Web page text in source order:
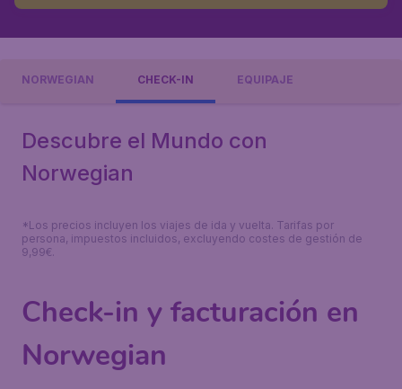
NORWEGIAN CHECK-IN EQUIPAJE
Descubre el Mundo con
Norwegian
*Los precios incluyen los viajes de ida y vuelta. Tarifas por
persona, impuestos incluidos, excluyendo costes de gestión de
9,99€.
Check-in y facturación en
Norwegian